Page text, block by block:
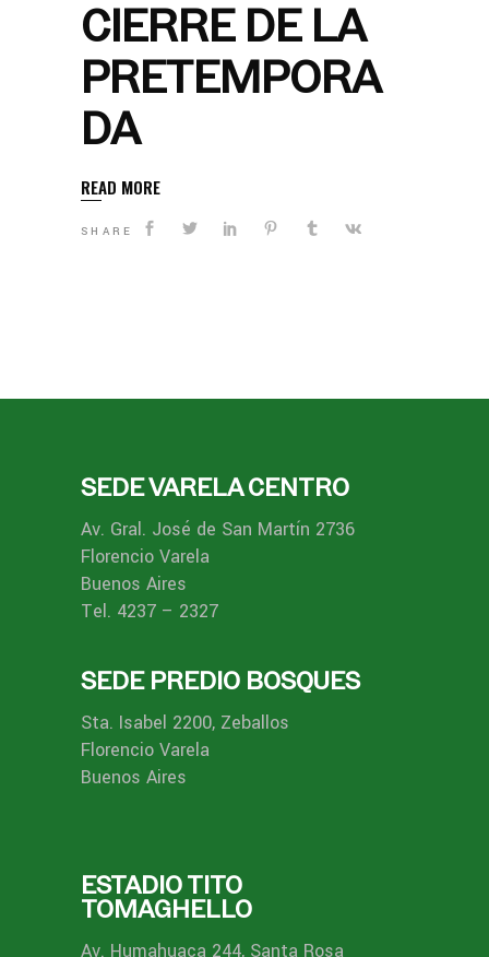
CIERRE DE LA
PRETEMPORA
DA
READ MORE
SHARE
SEDE VARELA CENTRO
Av. Gral. José de San Martín 2736
Florencio Varela
Buenos Aires
Tel. 4237 – 2327
SEDE PREDIO BOSQUES
Sta. Isabel 2200, Zeballos
Florencio Varela
Buenos Aires
ESTADIO TITO
TOMAGHELLO
Av. Humahuaca 244, Santa Rosa